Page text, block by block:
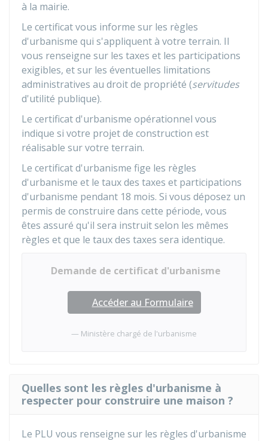
à la mairie.
Le certificat vous informe sur les règles
d'urbanisme qui s'appliquent à votre terrain. Il
vous renseigne sur les taxes et les participations
exigibles, et sur les éventuelles limitations
administratives au droit de propriété (servitudes
d'utilité publique).
Le certificat d'urbanisme opérationnel vous
indique si votre projet de construction est
réalisable sur votre terrain.
Le certificat d'urbanisme fige les règles
d'urbanisme et le taux des taxes et participations
d'urbanisme pendant 18 mois. Si vous déposez un
permis de construire dans cette période, vous
êtes assuré qu'il sera instruit selon les mêmes
règles et que le taux des taxes sera identique.
Demande de certificat d'urbanisme
Accéder au Formulaire
Ministère chargé de l'urbanisme
Quelles sont les règles d'urbanisme à
respecter pour construire une maison ?
Le PLU vous renseigne sur les règles d'urbanisme